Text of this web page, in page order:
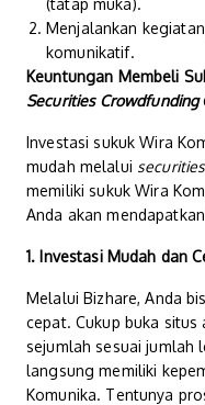
(tatap muka).
Menjalankan
komunikatif.
Keuntungan Membeli
Securities Crowdfunding
Investasi sukuk Wira
mudah melalui
memiliki sukuk Wira
Anda akan
1. Investasi Mudah dan
Melalui Bizhare, Anda
cepat. Cukup buka
sejumlah sesuai jumlah
langsung memiliki
Komunika. Tentunya